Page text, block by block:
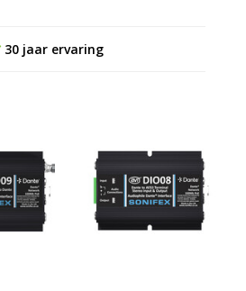
30 jaar ervaring